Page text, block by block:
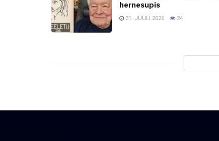
hernesupis
31. JUULI 2026 24